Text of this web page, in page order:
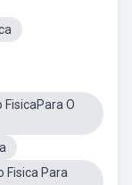
FisicaPara O
Fisica Para